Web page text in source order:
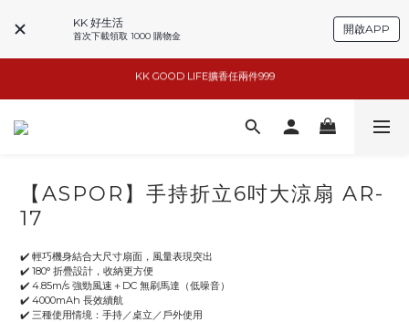
KK 好生活
首次下載領取 1000 購物金
開啟APP
basiik1件9折/2件88折
basiik1件9折/2件88折
basiik1件9折/2件88折
【ASPOR】手持折立6吋大涼扇 AR-
17
✔️ 輕巧機身結合大尺寸扇面，風量表現突出
✔️ 180° 折疊設計，收納更方便
✔️ 4.85m/s 強勁風速＋DC 無刷馬達（低噪音）
✔️ 4000mAh 長效續航
✔️ 三種使用情境：手持／桌立／戶外使用